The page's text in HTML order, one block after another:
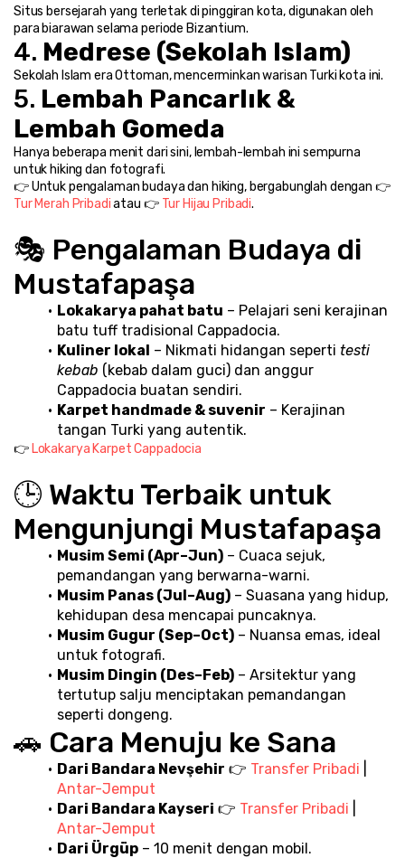
Situs bersejarah yang terletak di pinggiran kota, digunakan oleh
para biarawan selama periode Bizantium.
4. Medrese (Sekolah Islam)
Sekolah Islam era Ottoman, mencerminkan warisan Turki kota ini.
5. Lembah Pancarlık &
Lembah Gomeda
Hanya beberapa menit dari sini, lembah-lembah ini sempurna
untuk hiking dan fotografi.
👉 Untuk pengalaman budaya dan hiking, bergabunglah dengan 👉
Tur Merah Pribadi atau 👉 Tur Hijau Pribadi.
🎭 Pengalaman Budaya di
Mustafapaşa
Lokakarya pahat batu – Pelajari seni kerajinan
batu tuff tradisional Cappadocia.
Kuliner lokal – Nikmati hidangan seperti testi
kebab (kebab dalam guci) dan anggur
Cappadocia buatan sendiri.
Karpet handmade & suvenir – Kerajinan
tangan Turki yang autentik.
👉 Lokakarya Karpet Cappadocia
🕒 Waktu Terbaik untuk
Mengunjungi Mustafapaşa
Musim Semi (Apr–Jun) – Cuaca sejuk,
pemandangan yang berwarna-warni.
Musim Panas (Jul–Aug) – Suasana yang hidup,
kehidupan desa mencapai puncaknya.
Musim Gugur (Sep–Oct) – Nuansa emas, ideal
untuk fotografi.
Musim Dingin (Des–Feb) – Arsitektur yang
tertutup salju menciptakan pemandangan
seperti dongeng.
🚗 Cara Menuju ke Sana
Dari Bandara Nevşehir 👉 Transfer Pribadi
Antar-Jemput
Dari Bandara Kayseri 👉 Transfer Pribadi
Antar-Jemput
Dari Ürgüp – 10 menit dengan mobil.